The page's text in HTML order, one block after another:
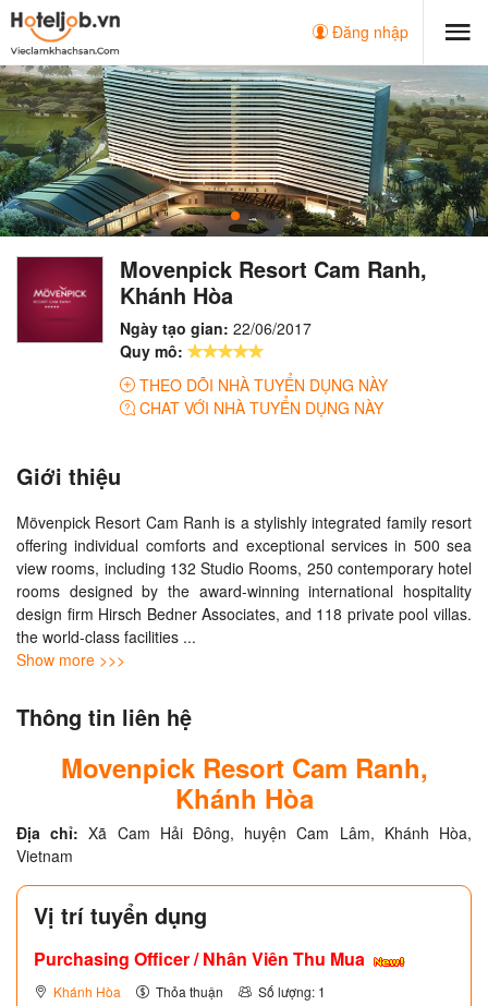
Đăng nhập
Movenpick Resort Cam Ranh,
Khánh Hòa
Ngày tạo gian: 22/06/2017
Quy mô:
THEO DÕI NHÀ TUYỂN DỤNG NÀY
CHAT VỚI NHÀ TUYỂN DỤNG NÀY
Giới thiệu
Mövenpick Resort Cam Ranh is a stylishly integrated family resort
offering individual comforts and exceptional services in 500 sea
view rooms, including 132 Studio Rooms, 250 contemporary hotel
rooms designed by the award-winning international hospitality
design firm Hirsch Bedner Associates, and 118 private pool villas.
the world-class facilities ...
Show more >>>
Thông tin liên hệ
Movenpick Resort Cam Ranh,
Khánh Hòa
Địa chỉ:Xã Cam Hải Đông, huyện Cam Lâm, Khánh Hòa,
Vietnam
Vị trí tuyển dụng
Purchasing Officer / Nhân Viên Thu Mua
Khánh Hòa Thỏa thuận Số lượng: 1